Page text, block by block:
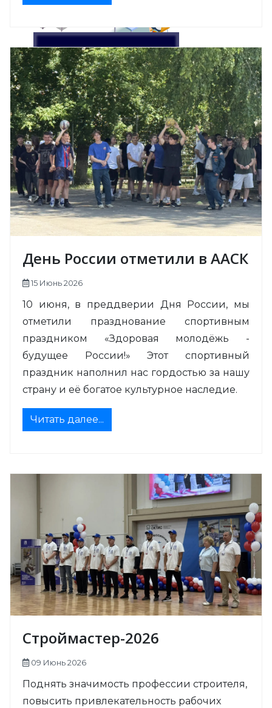
День России отметили в ААСК
15 Июнь 2026
10 июня, в преддверии Дня России, мы
отметили празднование спортивным
праздником «Здоровая молодёжь -
будущее России!» Этот спортивный
праздник наполнил нас гордостью за нашу
страну и её богатое культурное наследие.
Читать далее...
Строймастер-2026
09 Июнь 2026
Поднять значимость профессии строителя,
повысить привлекательность рабочих